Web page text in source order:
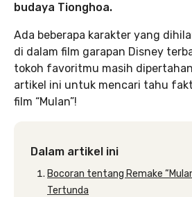
budaya Tionghoa.
Ada beberapa karakter yang
di dalam film garapan Disney
tokoh favoritmu masih
artikel ini untuk mencari tahu
film “Mulan”!
Dalam artikel ini
Bocoran tentang Remake
Tertunda